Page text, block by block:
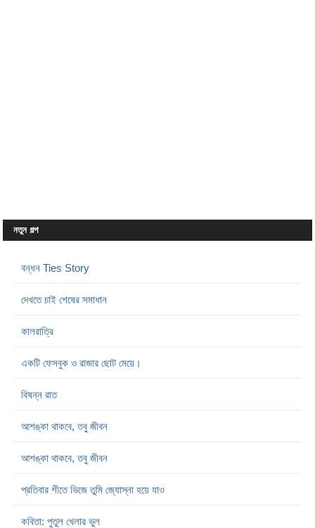
নতুন গল্প
বন্ধন Ties Story
দেখতে চাই শেষের সমাধান
কালরাত্রি
একটি ফেসবুক ও রাজার ছোট মেয়ে।
বিষন্ন রাত
আশঙ্কা থাকবে, তবু জীবন
আশঙ্কা থাকবে, তবু জীবন
প্রতিবার শীতে ভিজে তুমি জ্যোস্না হয়ে যাও
কবিতা: পুতুল খেলার ভুল